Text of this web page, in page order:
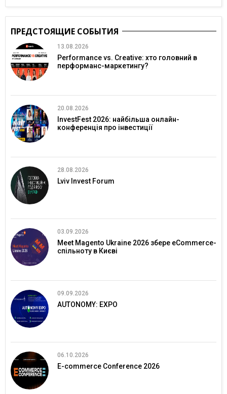
ПРЕДСТОЯЩИЕ СОБЫТИЯ
13.08.2026
Performance vs. Creative: хто головний в
перформанс-маркетингу?
20.08.2026
InvestFest 2026: найбільша онлайн-
конференція про інвестиції
28.08.2026
Lviv Invest Forum
03.09.2026
Meet Magento Ukraine 2026 збере eCommerce-
спільноту в Києві
09.09.2026
AUTONOMY: EXPO
06.10.2026
E-commerce Conference 2026